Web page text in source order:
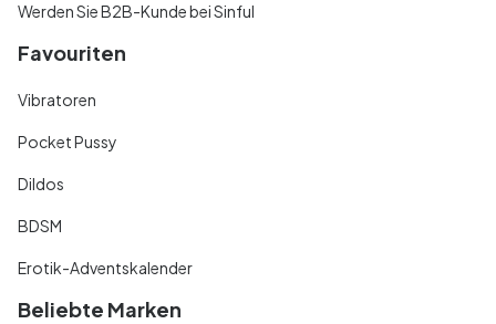
Werden Sie B2B-Kunde bei Sinful
Favouriten
Vibratoren
Pocket Pussy
Dildos
BDSM
Erotik-Adventskalender
Beliebte Marken